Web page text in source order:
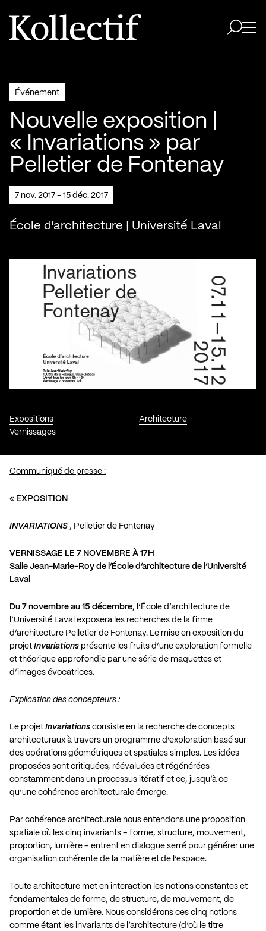
Aller à la page d'accueil
Logo Kollectif
Événement
Nouvelle exposition |
« Invariations » par
Pelletier de Fontenay
7 nov. 2017 - 15 déc. 2017
École d'architecture | Université Laval
Expositions
Vernissages
Architecture
Communiqué de presse :
« EXPOSITION
INVARIATIONS , Pelletier de Fontenay
VERNISSAGE LE 7 NOVEMBRE À 17H
Salle Jean-Marie-Roy de l’École d’architecture de l’Université
Laval
Du 7 novembre au 15 décembre, l’École d’architecture de
l’Université Laval exposera les recherches de la firme
d’architecture Pelletier de Fontenay. Le mise en exposition du
projet Invariations présente les fruits d’une exploration formelle
et théorique approfondie par une série de maquettes et
d’images évocatrices.
Explication des concepteurs :
Le projet Invariations consiste en la recherche de concepts
architecturaux à travers un programme d’exploration basé sur
des opérations géométriques et spatiales simples. Les idées
proposées sont critiquées, réévaluées et régénérées
constamment dans un processus itératif et ce, jusqu’à ce
qu’une cohérence architecturale émerge.
Par cohérence architecturale nous entendons une proposition
spatiale où les cinq invariants – forme, structure, mouvement,
proportion, lumière – entrent en dialogue serré pour générer une
organisation cohérente de la matière et de l’espace.
Toute architecture met en interaction les notions constantes et
fondamentales de forme, de structure, de mouvement, de
proportion et de lumière. Nous considérons ces cinq notions
comme étant les invariants de l’architecture (d’où le titre